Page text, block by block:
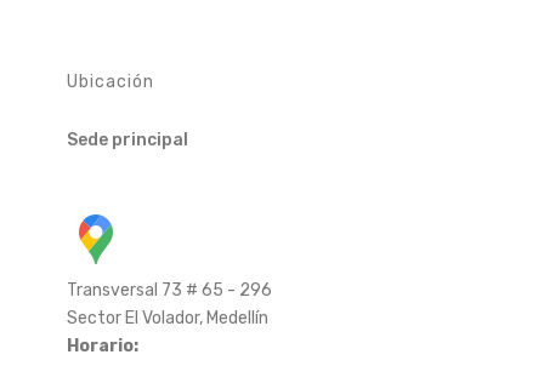
Ubicación
Sede principal
Transversal 73 # 65 - 296
Sector El Volador, Medellín
Horario: